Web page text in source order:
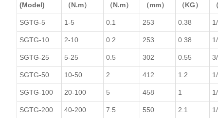
(Model)
（N.m）
（N.m）
（mm）
（KG）
SGTG-5 1-5 0.1 253 0.38
SGTG-10 2-10 0.2 253 0.38
SGTG-25 5-25 0.5 302 0.55
SGTG-50 10-50 2 412 1.2
SGTG-100 20-100 5 458 1
SGTG-200 40-200 7.5 550 2.1